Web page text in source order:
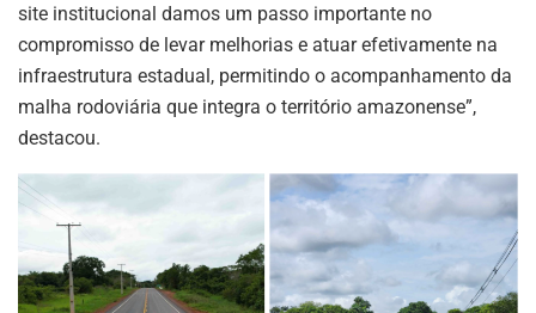
site institucional damos um passo importante no
compromisso de levar melhorias e atuar efetivamente na
infraestrutura estadual, permitindo o acompanhamento da
malha rodoviária que integra o território amazonense”,
destacou.